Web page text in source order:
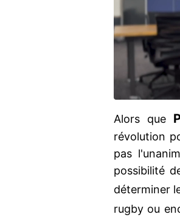
Alors que
révolution
pas
possibilité
déterminer
rugby ou